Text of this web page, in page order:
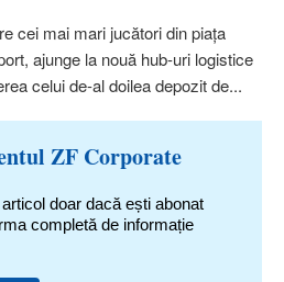
cei mai mari jucători din piaţa
ajunge la nouă hub-uri logistice
celui de-al doilea depozit de...
ZF Corporate
doar dacă ești abonat
completă de informație